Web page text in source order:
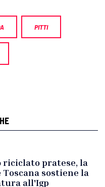
PITTI
riciclato pratese, la
Toscana sostiene la
all'Igp